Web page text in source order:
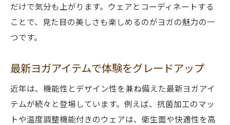
だけで気分も上がります。ウェアとコーディネートする
ことで、見た目の美しさも楽しめるのがヨガの魅力の一
つです。
最新ヨガアイテムで体験をグレードアップ
近年は、機能性とデザイン性を兼ね備えた最新ヨガアイ
テムが続々と登場しています。例えば、抗菌加工のマッ
トや温度調整機能付きのウェアは、衛生面や快適性を高